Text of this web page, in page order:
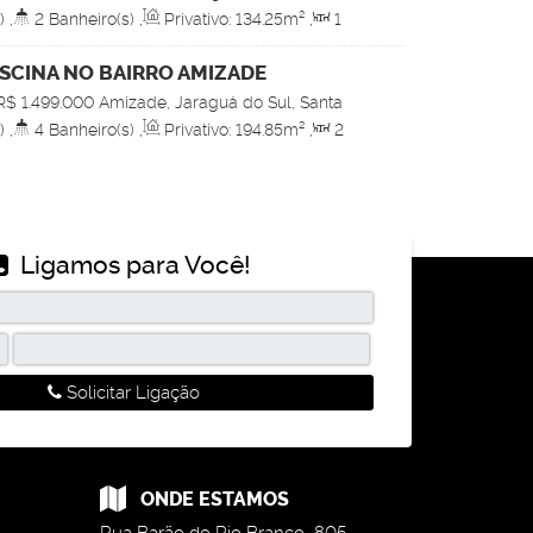
2 Banheiro(s) Privativo: 134.25m²
1
NO BAIRRO AMIZADE
1.499.000 Amizade, Jaraguá do Sul, Santa
4 Banheiro(s) Privativo: 194.85m²
2
Ligamos para Você!
Solicitar Ligação
ONDE ESTAMOS